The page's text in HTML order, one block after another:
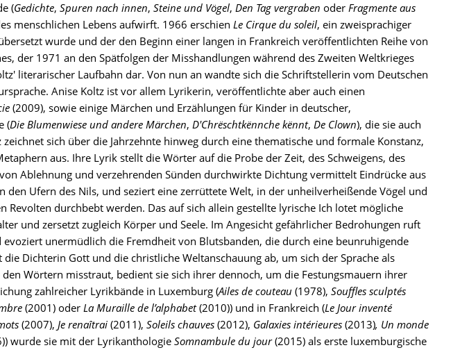
(Gedichte, Spuren nach innen, Steine und Vögel, Den Tag vergraben oder Fragmente aus
menschlichen Lebens aufwirft. 1966 erschien Le Cirque du soleil, ein zweisprachiger
wurde und der den Beginn einer langen in Frankreich veröffentlichten Reihe von
der 1971 an den Spätfolgen der Misshandlungen während des Zweiten Weltkrieges
literarischer Laufbahn dar. Von nun an wandte sich die Schriftstellerin vom Deutschen
Anise Koltz ist vor allem Lyrikerin, veröffentlichte aber auch einen
(2009), sowie einige Märchen und Erzählungen für Kinder in deutscher,
(Die Blumenwiese und andere Märchen, D'Chrëschtkënnche kënnt, De Clown), die sie auch
sich über die Jahrzehnte hinweg durch eine thematische und formale Konstanz,
aus. Ihre Lyrik stellt die Wörter auf die Probe der Zeit, des Schweigens, des
Ablehnung und verzehrenden Sünden durchwirkte Dichtung vermittelt Eindrücke aus
Ufern des Nils, und seziert eine zerrüttete Welt, in der unheilverheißende Vögel und
Revolten durchbebt werden. Das auf sich allein gestellte lyrische Ich lotet mögliche
und zersetzt zugleich Körper und Seele. Im Angesicht gefährlicher Bedrohungen ruft
evoziert unermüdlich die Fremdheit von Blutsbanden, die durch eine beunruhigende
Dichterin Gott und die christliche Weltanschauung ab, um sich der Sprache als
Wörtern misstraut, bedient sie sich ihrer dennoch, um die Festungsmauern ihrer
zahlreicher Lyrikbände in Luxemburg (Ailes de couteau (1978), Souffles sculptés
(2001) oder La Muraille de l’alphabet(2010)) und in Frankreich (Le Jour inventé
(2007), Je renaîtrai (2011), Soleils chauves (2012), Galaxies intérieures (2013), Un monde
wurde sie mit der Lyrikanthologie Somnambule du jour(2015) als erste luxemburgische